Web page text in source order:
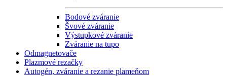
Bodové zváranie
Švové zváranie
Výstupkové zváranie
Zváranie na tupo
Odmagnetovače
Plazmové rezačky
Autogén, zváranie a rezanie plameňom